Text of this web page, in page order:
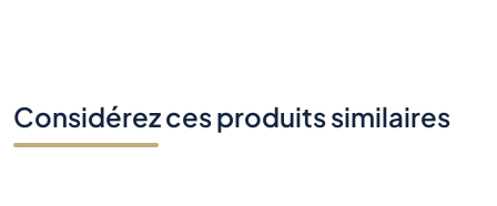
Considérez ces produits similaires